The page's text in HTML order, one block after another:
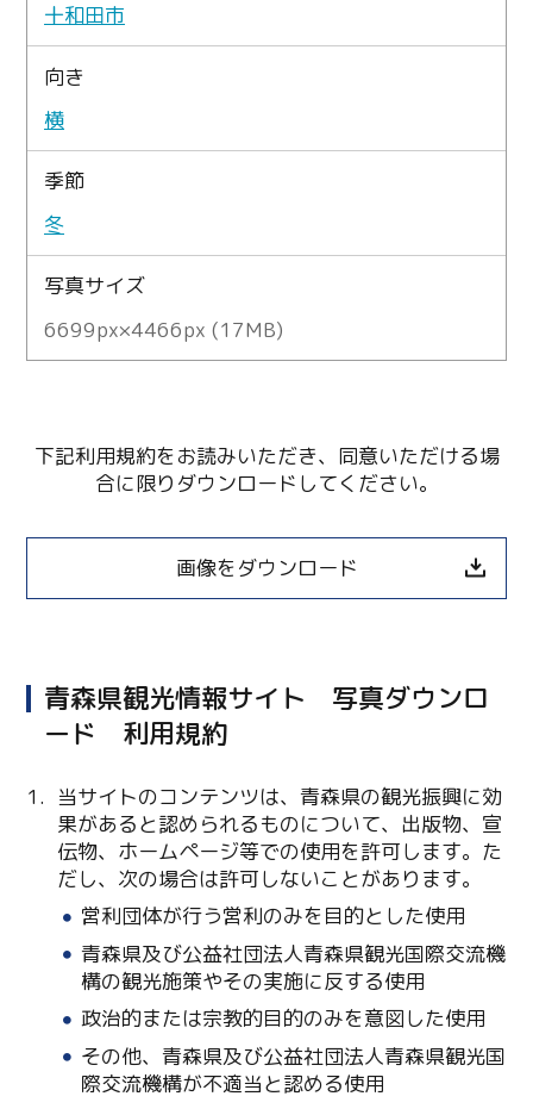
十和田市
向き
横
季節
冬
写真サイズ
6699px×4466px (17MB)
下記利用規約をお読みいただき、同意いただける場
合に限りダウンロードしてください。
画像をダウンロード
青森県観光情報サイト 写真ダウンロ
ード 利用規約
当サイトのコンテンツは、青森県の観光振興に効
果があると認められるものについて、出版物、宣
伝物、ホームページ等での使用を許可します。た
だし、次の場合は許可しないことがあります。
営利団体が行う営利のみを目的とした使用
青森県及び公益社団法人青森県観光国際交流機
構の観光施策やその実施に反する使用
政治的または宗教的目的のみを意図した使用
その他、青森県及び公益社団法人青森県観光国
際交流機構が不適当と認める使用
Twitter
Facebook
Line